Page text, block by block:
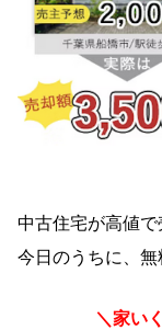
中古住宅が高値
今日のうちに、無
＼家い